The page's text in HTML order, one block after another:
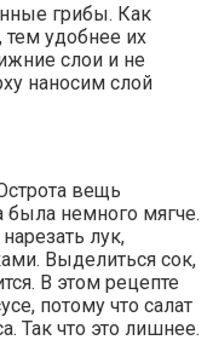
грибы. Как
удобнее их
слои и не
наносим слой
вещь
была немного мягче.
лук,
Выделиться сок,
В этом рецепте
потому что салат
Так что это лишнее.